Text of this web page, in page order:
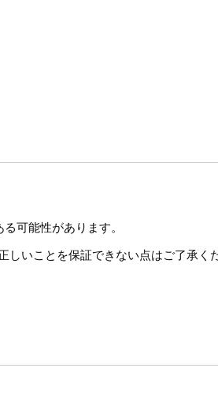
可能性があります。
しいことを保証できない点はご了承く